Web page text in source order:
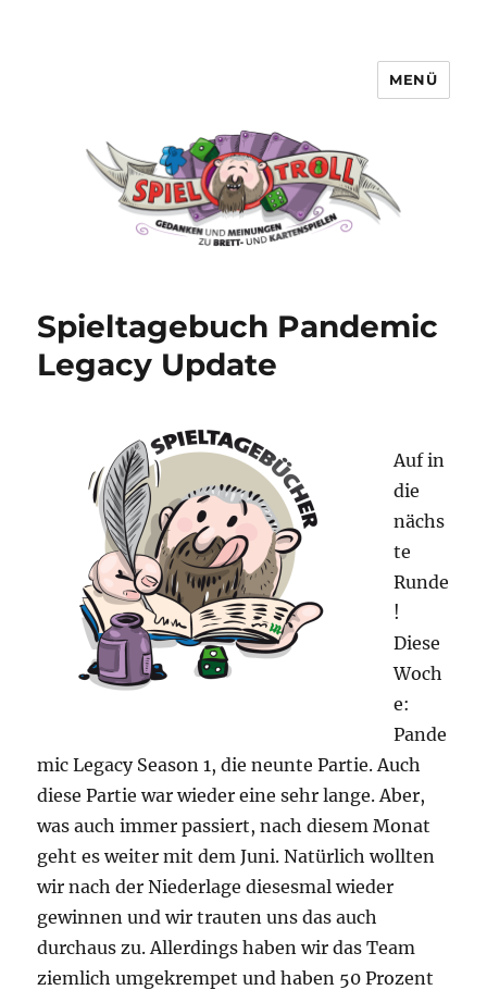
MENÜ
Spieltagebuch Pandemic
Legacy Update
Auf in
die
nächs
te
Runde
!
Diese
Woch
e:
Pande
mic Legacy Season 1, die neunte Partie. Auch
diese Partie war wieder eine sehr lange. Aber,
was auch immer passiert, nach diesem Monat
geht es weiter mit dem Juni. Natürlich wollten
wir nach der Niederlage diesesmal wieder
gewinnen und wir trauten uns das auch
durchaus zu. Allerdings haben wir das Team
ziemlich umgekrempet und haben 50 Prozent